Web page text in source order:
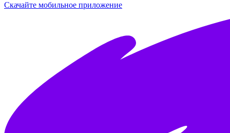
Скачайте мобильное приложение